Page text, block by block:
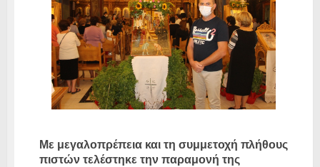
Με μεγαλοπρέπεια και τη συμμετοχή πλήθους
πιστών τελέστηκε την παραμονή της